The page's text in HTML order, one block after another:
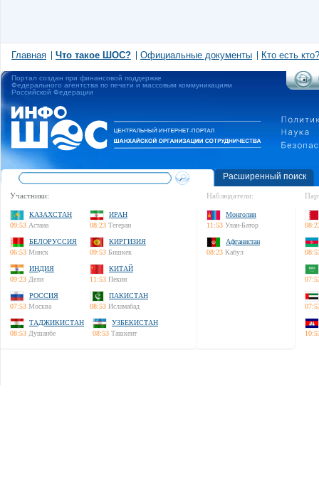
Главная Что такое ШОС? Официальные документы Кто есть кто?
Портал создан при финансовой поддержке
Федерального агентства по печати и массовым коммуникациям
Российской Федерации
Расширенный поиск
Участники:
КАЗАХСТАН
09:53 Астана
ИРАН
08:23 Тегеран
БЕЛОРУССИЯ
06:53 Минск
КИРГИЗИЯ
09:53 Бишкек
ИНДИЯ
09:23 Дели
КИТАЙ
11:53 Пекин
РОССИЯ
07:53 Москва
ПАКИСТАН
08:53 Исламабад
ТАДЖИКИСТАН
08:53 Душанбе
УЗБЕКИСТАН
08:53 Ташкент
Наблюдатели:
Монголия
11:53 Улан-Батор
Афганистан
08:23 Кабул